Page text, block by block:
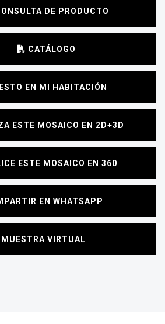
DE PRODUCTO
CATÁLOGO
EN MI HABITACIÓN
ESTE MOSAICO EN 2D+3D
ESTE MOSAICO EN 360
EN WHATSAPP
MUESTRA VIRTUAL